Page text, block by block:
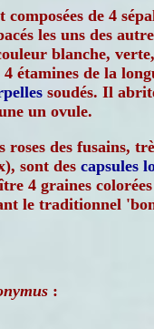
composées de 4
les uns des
blanche,
étamines de la
soudés. Il
un ovule.
roses des fusains,
sont des capsules
4 graines
le traditionnel
: